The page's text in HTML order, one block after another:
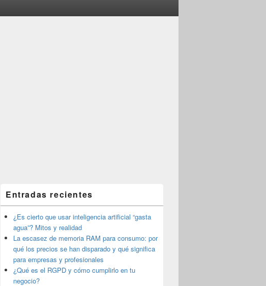
área
de
widget
barra
lateral
primaria
Entradas recientes
¿Es cierto que usar inteligencia artificial “gasta
agua”? Mitos y realidad
La escasez de memoria RAM para consumo: por
qué los precios se han disparado y qué significa
para empresas y profesionales
¿Qué es el RGPD y cómo cumplirlo en tu
negocio?